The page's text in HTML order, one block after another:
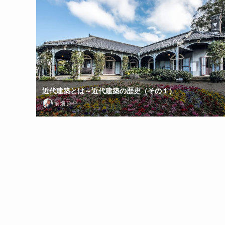
近代建築とは～近代建築の歴史（その１）
前畑 洋平